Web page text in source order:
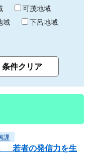
可茂地域
域
下呂地域
課
若者の発信力を生